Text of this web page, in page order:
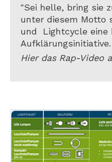
"Sei helle, bring sie
unter diesem Motto
und Lightcycle eine
Aufklärungsinitiative.
Hier das Rap-Video